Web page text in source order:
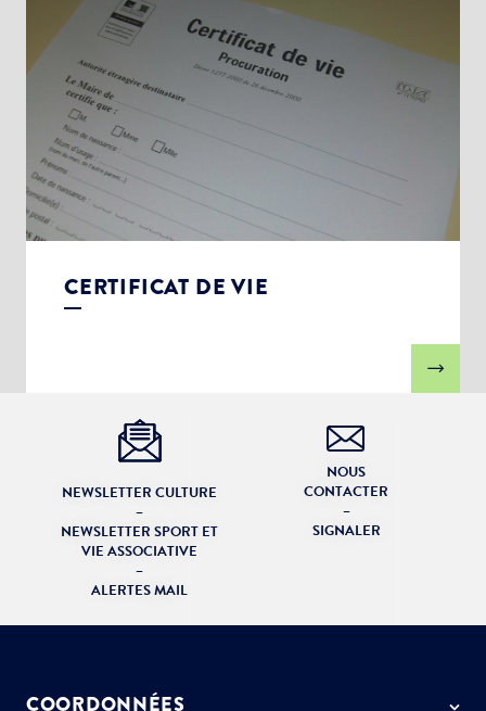
CERTIFICAT DE VIE
NEWSLETTER CULTURE
–
NEWSLETTER SPORT ET
VIE ASSOCIATIVE
–
ALERTES MAIL
NOUS
CONTACTER
–
SIGNALER
COORDONNÉES